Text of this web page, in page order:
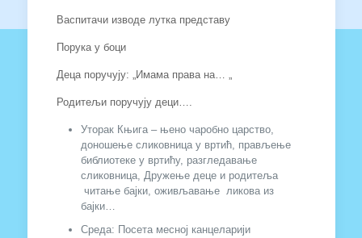
Васпитачи изводе лутка представу
Порука у боци
Деца поручују: „Имама права на… „
Родитељи поручују деци….
Уторак Књига – њено чаробно царство,
доношење сликовница у вртић, прављење
библиотеке у вртићу, разгледавање
сликовница, Дружење деце и родитеља
читање бајки, оживљавање ликова из
бајки…
Среда: Посета месној канцеларији